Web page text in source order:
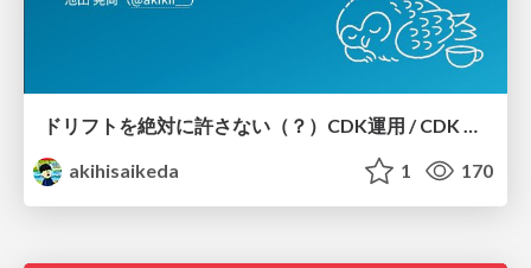
ドリフトを絶対に許さない（？）CDK運用 / CDK Ops with Zero Tolerance for Drifts (?)
akihisaikeda
1 170